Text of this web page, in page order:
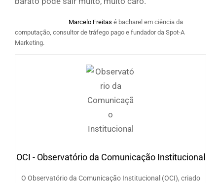
Marcelo Freitas é bacharel em ciência da
computação, consultor de tráfego pago e fundador da Spot-A
Marketing.
OCI - Observatório da Comunicação Institucional
O Observatório da Comunicação Institucional (OCI), criado